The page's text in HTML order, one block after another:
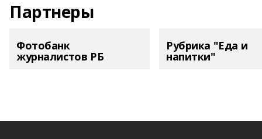
Партнеры
Фотобанк
журналистов РБ
Рубрика "Еда и
напитки"